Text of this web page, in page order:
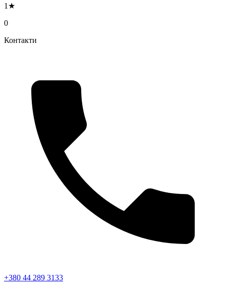
1★
0
Контакти
+380 44 289 3133